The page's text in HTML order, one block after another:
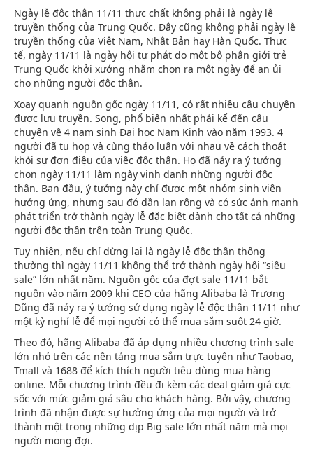
Ngày lễ độc thân 11/11 thực chất không phải là ngày lễ
truyền thống của Trung Quốc. Đây cũng không phải ngày lễ
truyền thống của Việt Nam, Nhật Bản hay Hàn Quốc. Thực
tế, ngày 11/11 là ngày hội tự phát do một bộ phận giới trẻ
Trung Quốc khởi xướng nhằm chọn ra một ngày để an ủi
cho những người độc thân.
Xoay quanh nguồn gốc ngày 11/11, có rất nhiều câu chuyện
được lưu truyền. Song, phổ biến nhất phải kể đến câu
chuyện về 4 nam sinh Đại học Nam Kinh vào năm 1993. 4
người đã tụ họp và cùng thảo luận với nhau về cách thoát
khỏi sự đơn điệu của việc độc thân. Họ đã nảy ra ý tưởng
chọn ngày 11/11 làm ngày vinh danh những người độc
thân. Ban đầu, ý tưởng này chỉ được một nhóm sinh viên
hưởng ứng, nhưng sau đó dần lan rộng và có sức ảnh mạnh
phát triển trở thành ngày lễ đặc biệt dành cho tất cả những
người độc thân trên toàn Trung Quốc.
Tuy nhiên, nếu chỉ dừng lại là ngày lễ độc thân thông
thường thì ngày 11/11 không thể trở thành ngày hội “siêu
sale” lớn nhất năm. Nguồn gốc của đợt sale 11/11 bắt
nguồn vào năm 2009 khi CEO của hãng Alibaba là Trương
Dũng đã nảy ra ý tưởng sử dụng ngày lễ độc thân 11/11 như
một kỳ nghỉ lễ để mọi người có thể mua sắm suốt 24 giờ.
Theo đó, hãng Alibaba đã áp dụng nhiều chương trình sale
lớn nhỏ trên các nền tảng mua sắm trực tuyến như Taobao,
Tmall và 1688 để kích thích người tiêu dùng mua hàng
online. Mỗi chương trình đều đi kèm các deal giảm giá cực
sốc với mức giảm giá sâu cho khách hàng. Bởi vậy, chương
trình đã nhận được sự hưởng ứng của mọi người và trở
thành một trong những dịp Big sale lớn nhất năm mà mọi
người mong đợi.